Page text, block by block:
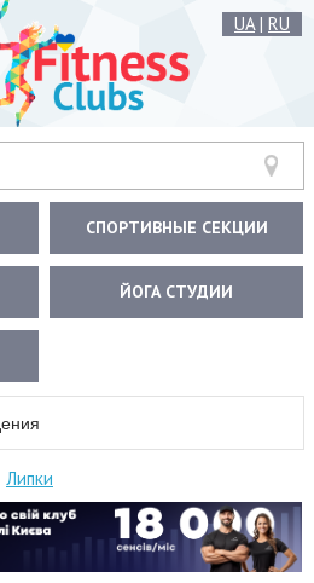
UA| RU
СПОРТИВНЫЕ СЕКЦИИ
ЙОГА СТУДИИ
Липки